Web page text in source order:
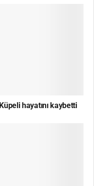
hayatını kaybetti